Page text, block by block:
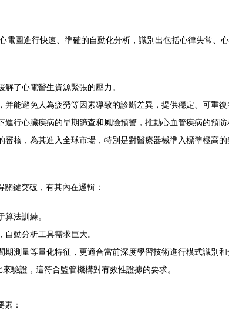
圖進行快速、準確的自動化分析，識別出包括心律失常、
了心電醫生資源緊張的壓力。
能避免人為疲勞等因素導致的診斷差異，提供穩定、可重復
行心臟疾病的早期篩查和風險預警，推動心血管疾病的預防
核，為其進入全球市場，特別是對醫療器械準入標準極高的
鍵突破，有其內在邏輯：
法訓練。
動分析工具需求巨大。
測量等量化特征，更適合當前深度學習技術進行模式識別和
驗證，這符合監管機構對有效性證據的要求。
：